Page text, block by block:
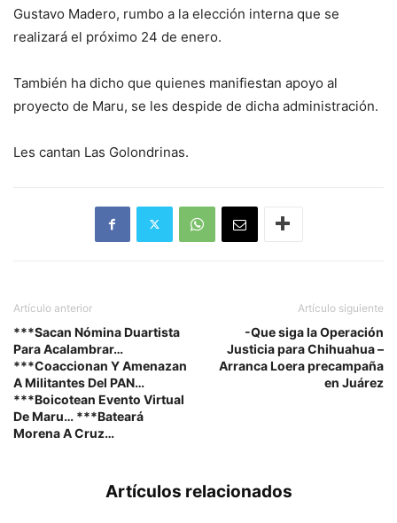
Gustavo Madero, rumbo a la elección interna que se
realizará el próximo 24 de enero.
También ha dicho que quienes manifiestan apoyo al
proyecto de Maru, se les despide de dicha administración.
Les cantan Las Golondrinas.
Artículo anterior
***Sacan Nómina Duartista
Para Acalambrar…
***Coaccionan Y Amenazan
A Militantes Del PAN…
***Boicotean Evento Virtual
De Maru… ***Bateará
Morena A Cruz…
Artículo siguiente
-Que siga la Operación
Justicia para Chihuahua –
Arranca Loera precampaña
en Juárez
Artículos relacionados